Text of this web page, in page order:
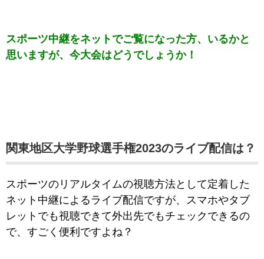
スポーツ中継をネットでご覧になった方、いるかと
思いますが、今大会はどうでしょうか！
関東地区大学野球選手権2023のライブ配信は？
スポーツのリアルタイムの視聴方法として定着した
ネット中継によるライブ配信ですが、スマホやタブ
レットでも視聴できて外出先でもチェックできるの
で、すごく便利ですよね？